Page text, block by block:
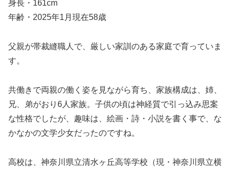
身長・161cm
年齢・2025年1月現在58歳
父親が帯裁縫職人で、厳しい家訓のある家庭で育っていま
す。
共働きで両親の働く姿を見ながら育ち、家族構成は、姉、
兄、弟がおり6人家族。子供の頃は神経質で引っ込み思案
な性格でしたが、趣味は、絵画・詩・小説を書く事で、な
かなかの文学少女だったのですね。
高校は、神奈川県立清水ヶ丘高等学校（現・神奈川県立横